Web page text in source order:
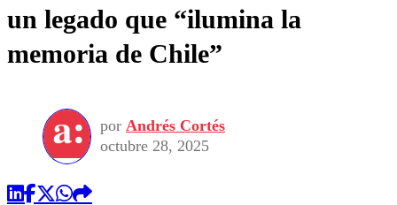
un legado que “ilumina la
memoria de Chile”
por Andrés Cortés
octubre 28, 2025